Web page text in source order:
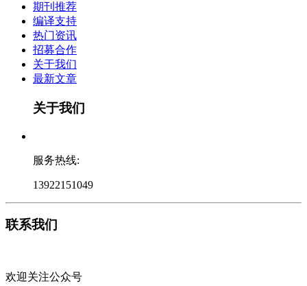
期刊推荐
编译支持
热门资讯
招募合作
关于我们
最新文章
关于我们
服务热线:
13922151049
联系我们
欢迎关注公众号